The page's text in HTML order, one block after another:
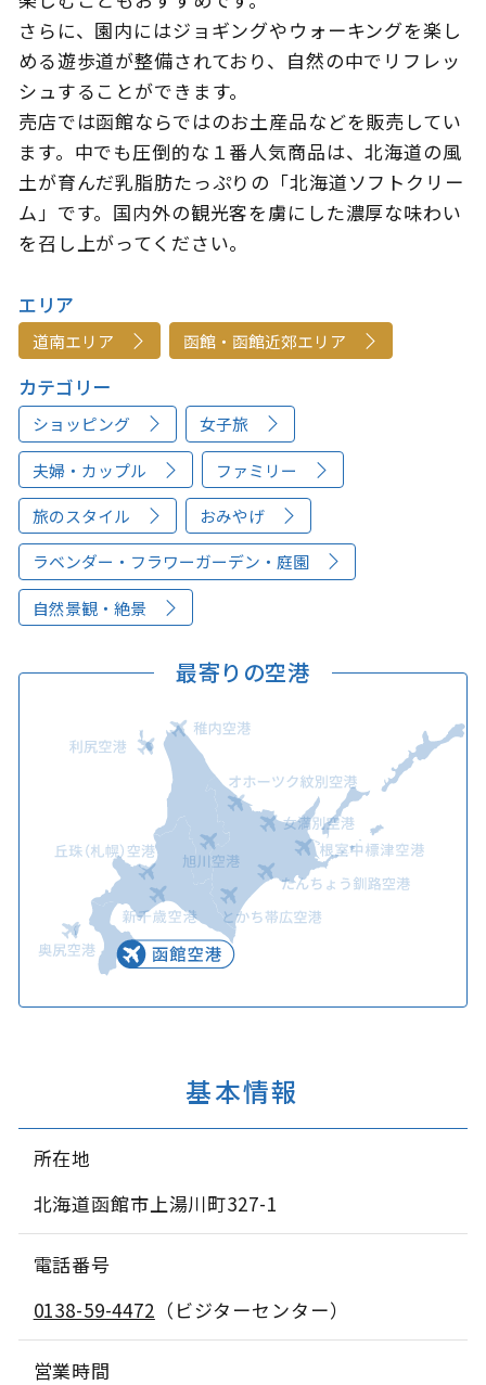
Languages
さらに、園内にはジョギングやウォーキングを楽し
める遊歩道が整備されており、自然の中でリフレッ
シュすることができます。
売店では函館ならではのお土産品などを販売してい
ます。中でも圧倒的な１番人気商品は、北海道の風
土が育んだ乳脂肪たっぷりの「北海道ソフトクリー
ム」です。国内外の観光客を虜にした濃厚な味わい
を召し上がってください。
エリア
道南エリア 函館・函館近郊エリア
カテゴリー
ショッピング 女子旅
夫婦・カップル ファミリー
旅のスタイル おみやげ
ラベンダー・フラワーガーデン・庭園
自然景観・絶景
最寄りの空港
基本情報
所在地
北海道函館市上湯川町327-1
電話番号
0138-59-4472 （ビジターセンター）
営業時間